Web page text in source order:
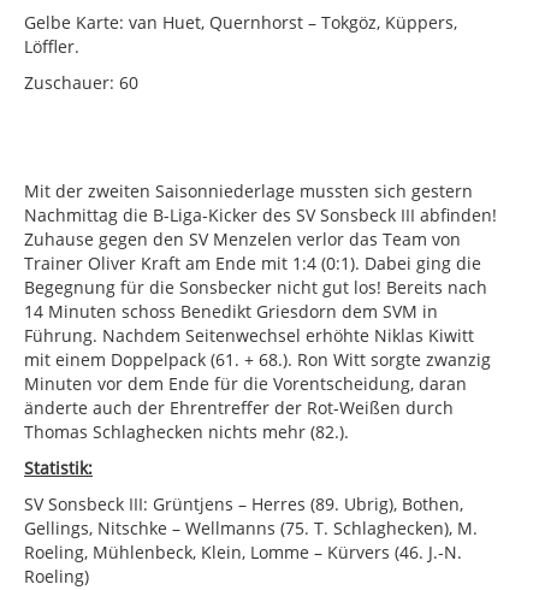
Gelbe Karte: van Huet, Quernhorst – Tokgöz, Küppers,
Löffler.
Zuschauer: 60
Mit der zweiten Saisonniederlage mussten sich gestern
Nachmittag die B-Liga-Kicker des SV Sonsbeck III abfinden!
Zuhause gegen den SV Menzelen verlor das Team von
Trainer Oliver Kraft am Ende mit 1:4 (0:1). Dabei ging die
Begegnung für die Sonsbecker nicht gut los! Bereits nach
14 Minuten schoss Benedikt Griesdorn dem SVM in
Führung. Nachdem Seitenwechsel erhöhte Niklas Kiwitt
mit einem Doppelpack (61. + 68.). Ron Witt sorgte zwanzig
Minuten vor dem Ende für die Vorentscheidung, daran
änderte auch der Ehrentreffer der Rot-Weißen durch
Thomas Schlaghecken nichts mehr (82.).
Statistik:
SV Sonsbeck III: Grüntjens – Herres (89. Ubrig), Bothen,
Gellings, Nitschke – Wellmanns (75. T. Schlaghecken), M.
Roeling, Mühlenbeck, Klein, Lomme – Kürvers (46. J.-N.
Roeling)